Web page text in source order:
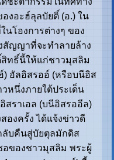
งอะฮ์ลุลบัยติ์ (อ.) ใน
นโองการต่างๆ ของ
สัญญาที่จะทำลายล้าง
ทธิ์นี้ให้แก่ชาวมุสลิม
) อัลอิสรออ์ (หรือบนีอิส
วหนึ่งภายใต้ประเด็น
สราเอล (บนีอิสรออีล)
องครั้ง ได้แจ้งข่าวดี
ลับคืนสู่บัยตุลมักดิส
อของชาวมุสลิม พระผู้